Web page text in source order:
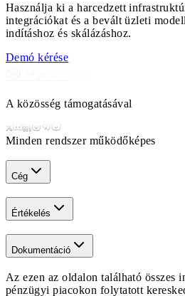
Használja ki a harcedzett
integrációkat és a bevált üzleti
indításhoz és skálázáshoz.
Demó kérése
A közösség támogatásával
Minden rendszer működőképes
Cég
Értékelés
Dokumentáció
Az ezen az oldalon található összes
pénzügyi piacokon folytatott